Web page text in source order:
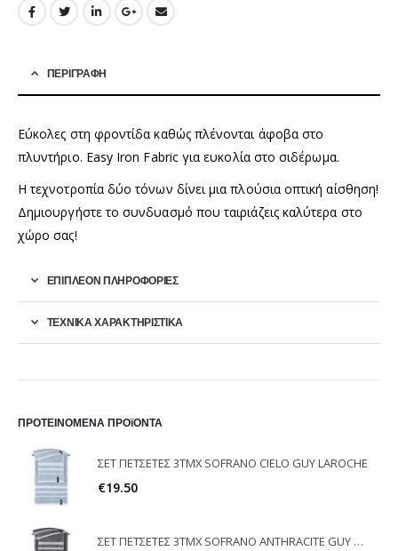
ΠΕΡΙΓΡΑΦΉ
Εύκολες στη φροντίδα καθώς πλένονται άφοβα στο
πλυντήριο. Easy Iron Fabric για ευκολία στο σιδέρωμα.
Η τεχνοτροπία δύο τόνων δίνει μια πλούσια οπτική αίσθηση!
Δημιουργήστε το συνδυασμό που ταιριάζεις καλύτερα στο
χώρο σας!
ΕΠΙΠΛΈΟΝ ΠΛΗΡΟΦΟΡΊΕΣ
ΤΕΧΝΙΚΑ ΧΑΡΑΚΤΗΡΙΣΤΙΚΑ
ΠΡΟΤΕΙΝΟΜΕΝΑ ΠΡΟϊΟΝΤΑ
ΣΕΤ ΠΕΤΣΕΤΕΣ 3ΤΜΧ SOFRANO CIELO GUY LAROCHE
€19.50
ΣΕΤ ΠΕΤΣΕΤΕΣ 3ΤΜΧ SOFRANO ANTHRACITE GUY LAROCHE